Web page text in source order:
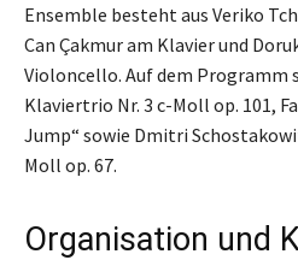
Ensemble besteht aus Veriko
Can Çakmur am Klavier und
Violoncello. Auf dem Programm
Klaviertrio Nr. 3 c-Moll op. 101,
Jump“ sowie Dmitri
Moll op. 67.
Organisation und